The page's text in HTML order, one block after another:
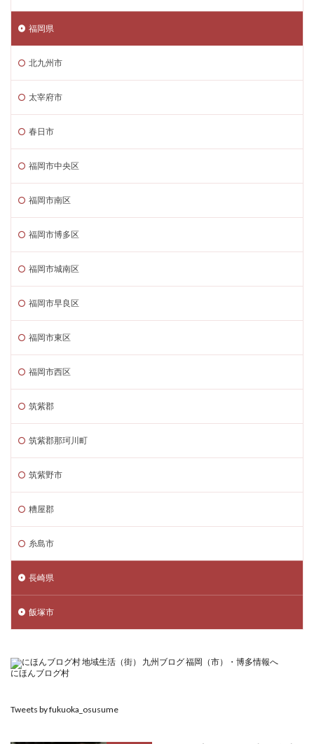
福岡県
北九州市
太宰府市
春日市
福岡市中央区
福岡市南区
福岡市博多区
福岡市城南区
福岡市早良区
福岡市東区
福岡市西区
筑紫郡
筑紫郡那珂川町
筑紫野市
糟屋郡
糸島市
長崎県
飯塚市
にほんブログ村
Tweets by fukuoka_osusume